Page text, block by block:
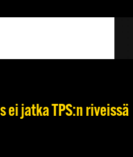
ei jatka TPS:n riveissä